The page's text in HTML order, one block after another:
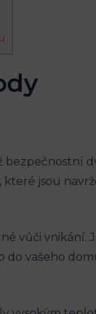
které jsou
vůči vnikání.
do vašeho